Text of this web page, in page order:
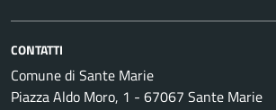
CONTATTI
Comune di Sante Marie
Piazza Aldo Moro, 1 - 67067 Sante Marie